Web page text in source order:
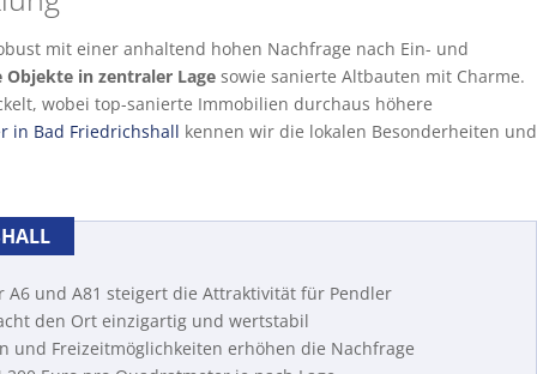
mit einer anhaltend hohen Nachfrage nach Ein- und
Objekte in zentraler Lage sowie sanierte Altbauten mit Charme.
wobei top-sanierte Immobilien durchaus höhere
in Bad Friedrichshall kennen wir die lokalen Besonderheiten und
und A81 steigert die Attraktivität für Pendler
den Ort einzigartig und wertstabil
und Freizeitmöglichkeiten erhöhen die Nachfrage